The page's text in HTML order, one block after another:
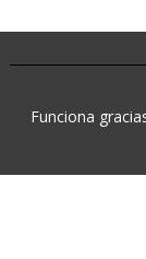
Funciona